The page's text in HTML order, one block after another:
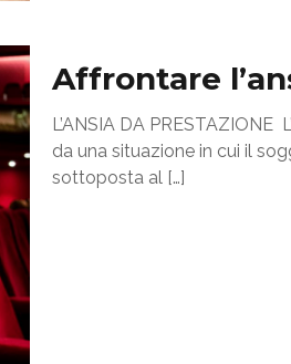
Affrontare
L’ANSIA DA
da una situazione in cui il
sottoposta al […]